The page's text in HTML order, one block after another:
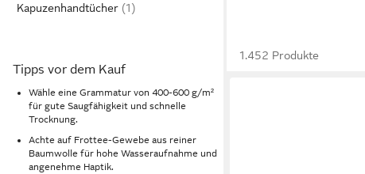
Kapuzenhandtücher
Tipps vor dem Kauf
Wähle eine Grammatur von 400-600 g/m²
für gute Saugfähigkeit und schnelle
Trocknung.
Achte auf Frottee-Gewebe aus reiner
Baumwolle für hohe Wasseraufnahme und
angenehme Haptik.
1.452 Produkte